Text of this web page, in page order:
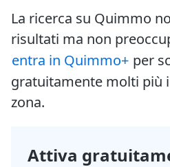
La ricerca su Quimmo
risultati ma non
entra in Quimmo+ per
gratuitamente molti più
zona.
Attiva